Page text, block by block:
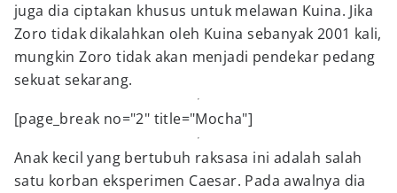
juga dia ciptakan khusus untuk melawan Kuina. Jika
Zoro tidak dikalahkan oleh Kuina sebanyak 2001 kali,
mungkin Zoro tidak akan menjadi pendekar pedang
sekuat sekarang.
[page_break no="2" title="Mocha"]
Anak kecil yang bertubuh raksasa ini adalah salah
satu korban eksperimen Caesar. Pada awalnya dia